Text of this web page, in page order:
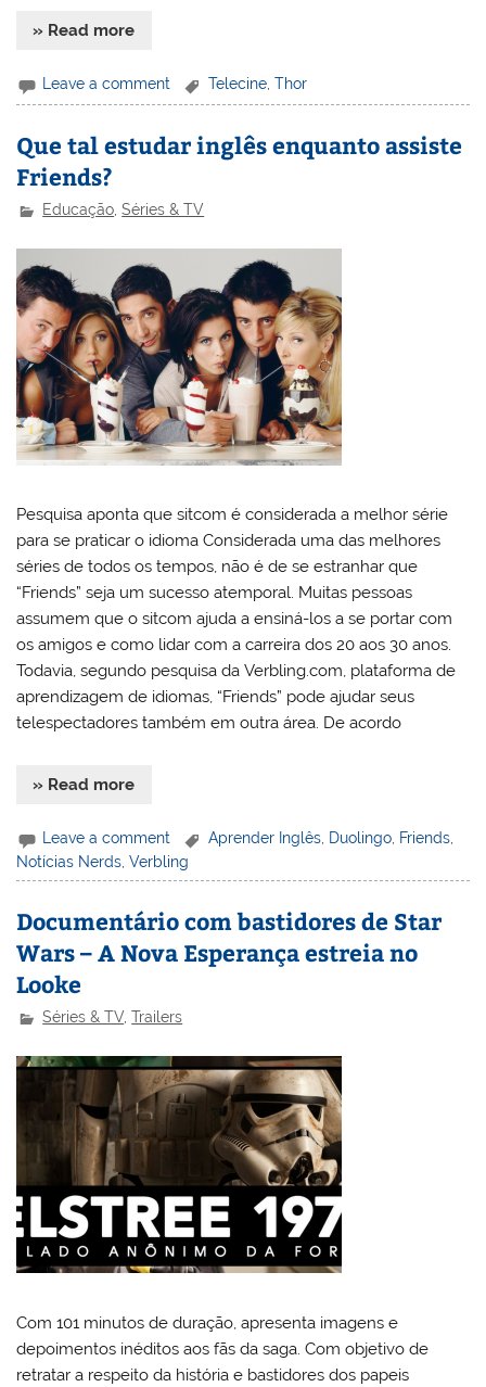
» Read more
Leave a comment Telecine ,Thor
Que tal estudar inglês enquanto assiste
Friends?
Educação ,Séries & TV
Pesquisa aponta que sitcom é considerada a melhor série
para se praticar o idioma Considerada uma das melhores
séries de todos os tempos, não é de se estranhar que
“Friends” seja um sucesso atemporal. Muitas pessoas
assumem que o sitcom ajuda a ensiná-los a se portar com
os amigos e como lidar com a carreira dos 20 aos 30 anos.
Todavia, segundo pesquisa da Verbling.com, plataforma de
aprendizagem de idiomas, “Friends” pode ajudar seus
telespectadores também em outra área. De acordo
» Read more
Leave a comment Aprender Inglês, Duolingo, Friends,
Notícias Nerds ,Verbling
Documentário com bastidores de Star
Wars – A Nova Esperança estreia no
Looke
Séries & TV,Trailers
Com 101 minutos de duração, apresenta imagens e
depoimentos inéditos aos fãs da saga. Com objetivo de
retratar a respeito da história e bastidores dos papeis